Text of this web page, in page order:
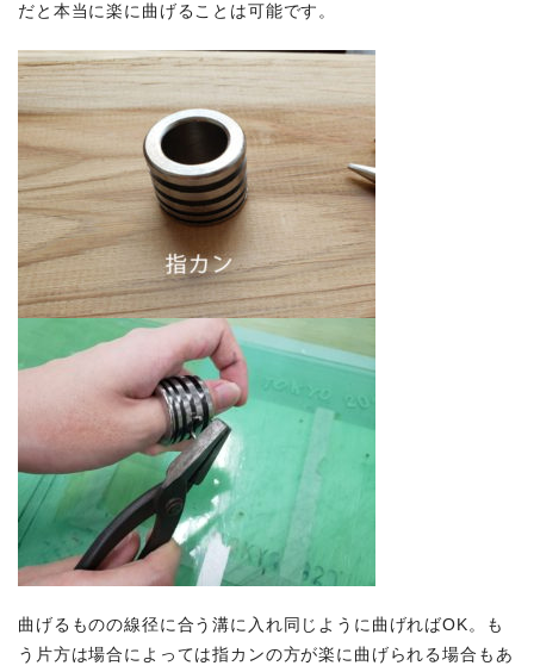
だと本当に楽に曲げることは可能です。
曲げるものの線径に合う溝に入れ同じように曲げればOK。も
う片方は場合によっては指カンの方が楽に曲げられる場合もあ